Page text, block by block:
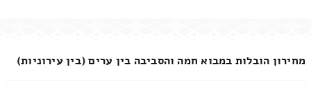
מחירון הובלות במבוא חמה והסביבה בין ערים (בין עירוניות)